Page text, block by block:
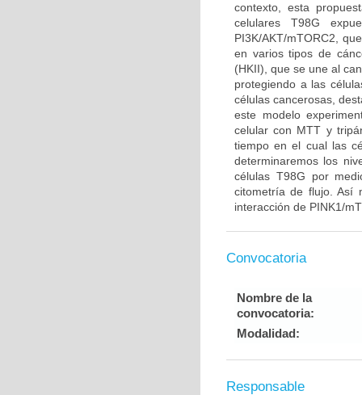
contexto, esta
celulares T98G
PI3K/AKT/mTORC2,
en varios tipos de
(HKII), que se une al
protegiendo a las
células cancerosas,
este modelo
celular con MTT y
tiempo en el cual las
determinaremos los
células T98G por
citometría de flujo. Así
interacción de PINK1/
Convocatoria
Nombre de la
convocatoria:
Modalidad:
Responsable